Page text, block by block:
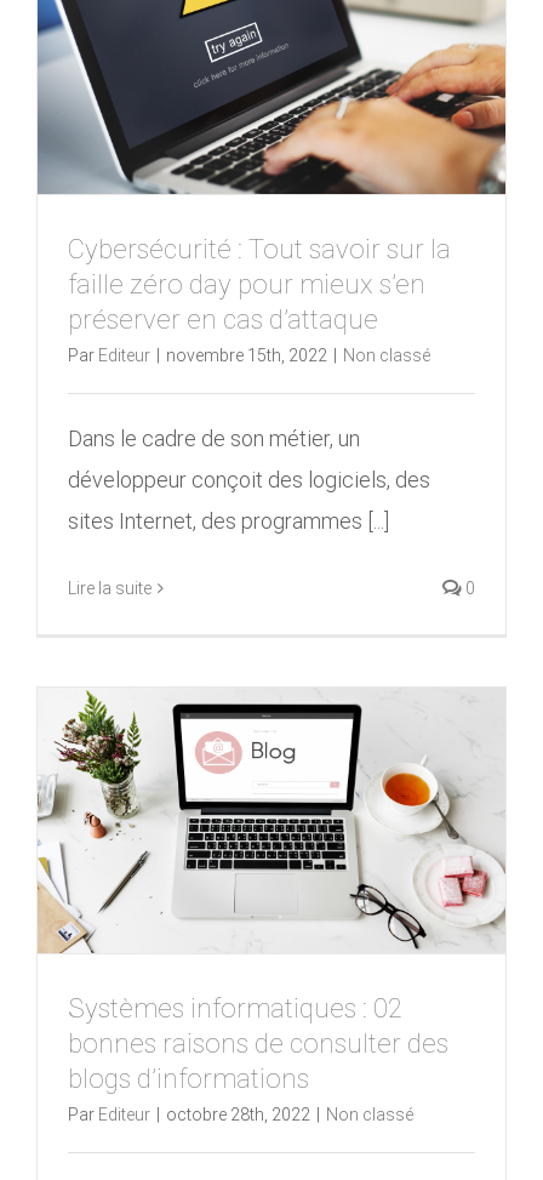
Cybersécurité : Tout savoir sur la
faille zéro day pour mieux s’en
préserver en cas d’attaque
Par Editeur | novembre 15th, 2022 | Non classé
Dans le cadre de son métier, un
développeur conçoit des logiciels, des
sites Internet, des programmes [...]
Lire la suite 0
Systèmes informatiques : 02
bonnes raisons de consulter des
blogs d’informations
Par Editeur octobre 28th, 2022 Non classé